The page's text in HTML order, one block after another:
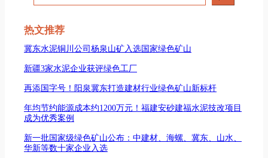
索
热文推荐
冀东水泥铜川公司杨泉山矿入选国家绿色矿山
新疆3家水泥企业获评绿色工厂
再添国字号！阳泉冀东打造建材行业绿色矿山新标杆
年均节约能源成本约1200万元！福建安砂建福水泥技改项目
成为优秀案例
新一批国家级绿色矿山公布：中建材、海螺、冀东、山水、
华新等数十家企业入选